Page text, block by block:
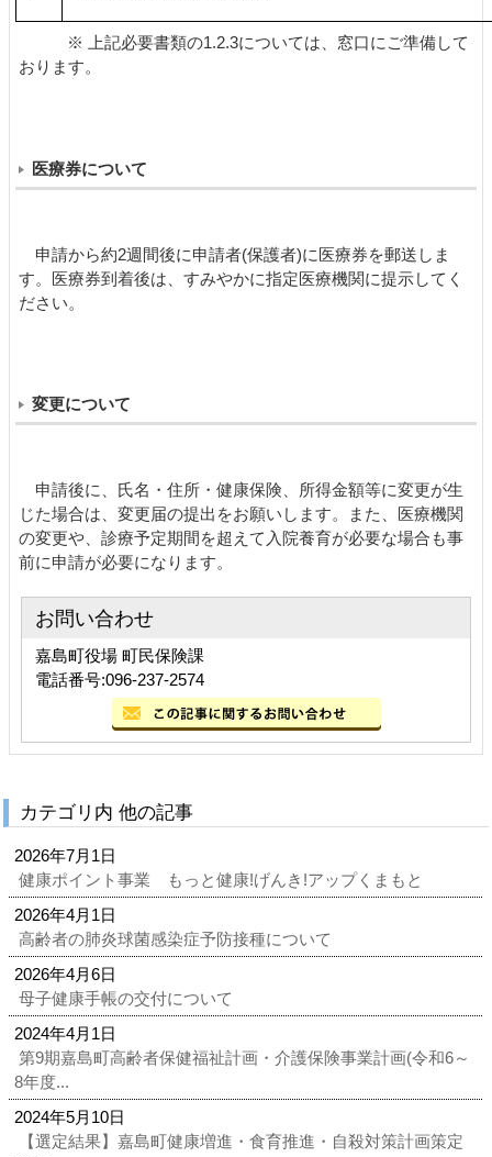
※ 上記必要書類の1.2.3については、窓口にご準備して
おります。
医療券について
申請から約2週間後に申請者(保護者)に医療券を郵送しま
す。医療券到着後は、すみやかに指定医療機関に提示してく
ださい。
変更について
申請後に、氏名・住所・健康保険、所得金額等に変更が生
じた場合は、変更届の提出をお願いします。また、医療機関
の変更や、診療予定期間を超えて入院養育が必要な場合も事
前に申請が必要になります。
お問い合わせ
嘉島町役場 町民保険課
電話番号:096-237-2574
カテゴリ内 他の記事
2026年7月1日
健康ポイント事業 もっと健康!げんき!アップくまもと
2026年4月1日
高齢者の肺炎球菌感染症予防接種について
2026年4月6日
母子健康手帳の交付について
2024年4月1日
第9期嘉島町高齢者保健福祉計画・介護保険事業計画(令和6～
8年度...
2024年5月10日
【選定結果】嘉島町健康増進・食育推進・自殺対策計画策定